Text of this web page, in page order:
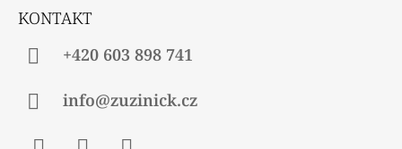
KONTAKT
+420 603 898 741
info@zuzinick.cz